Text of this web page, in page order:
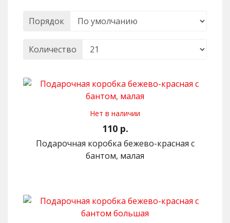
Порядок
Количество
Нет в наличии
110 р.
Подарочная коробка бежево-красная с
бантом, малая